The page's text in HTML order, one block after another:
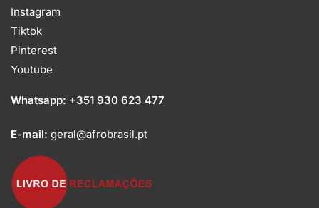
Instagram
Tiktok
Pinterest
Youtube
Whatsapp: +351 930 623 477
E-mail: geral@afrobrasil.pt